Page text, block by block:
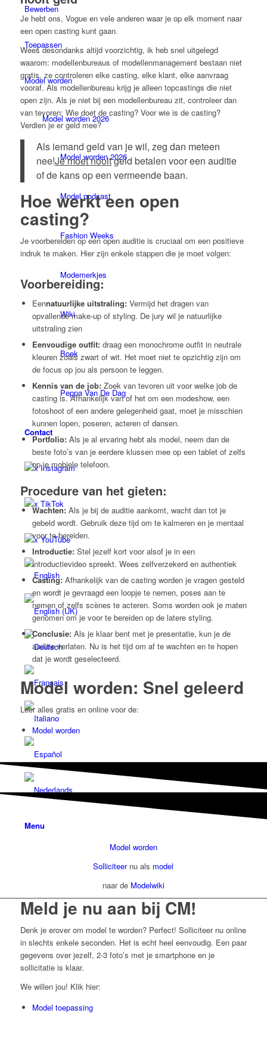
Bewerben
Toepassen
Model worden
Model worden 2026
Model worden 2026
Model podcast
Fashion Weeks
Modemerkjes
Wiki
Boek
Peppa Van De Dag
Contact
x Instagram
x TikTok
x YouTube
Menu
Je hebt ons, Vogue en vele anderen waar je op elk moment naar
een open casting kunt gaan.
Wees desondanks altijd voorzichtig, ik heb snel uitgelegd
waarom: modellenbureaus of modellenmanagement bestaan niet
gratis, ze controleren elke casting, elke klant, elke aanvraag
vooraf. Als modellenbureau krijg je alleen topcastings die niet
open zijn. Als je niet bij een modellenbureau zit, controleer dan
van tevoren: Wie doet de casting? Voor wie is de casting?
Verdien je er geld mee?
Als iemand geld van je wil, zeg dan meteen
nee!Je moet nooitgeld betalen voor een auditie
of de kans op een vermeende baan.
Hoe werkt een open
casting?
Je voorbereiden op een open auditie is cruciaal om een positieve
indruk te maken. Hier zijn enkele stappen die je moet volgen:
Voorbereiding:
Eennatuurlijke uitstraling:Vermijd het dragen van
opvallende make-up of styling. De jury wil je natuurlijke
uitstraling zien
Eenvoudige outfit:draag een monochrome outfit in neutrale
kleuren zoals zwart of wit. Het moet niet te opzichtig zijn om
de focus op jou als persoon te leggen.
Kennis van de job:Zoek van tevoren uit voor welke job de
casting is. Afhankelijk van of het om een modeshow, een
fotoshoot of een andere gelegenheid gaat, moet je misschien
kunnen lopen, poseren, acteren of dansen.
Portfolio:Als je al ervaring hebt als model, neem dan de
beste foto’s van je eerdere klussen mee op een tablet of zelfs
op je mobiele telefoon.
Procedure van het gieten:
Wachten:Als je bij de auditie aankomt, wacht dan tot je
gebeld wordt. Gebruik deze tijd om te kalmeren en je mentaal
voor te bereiden.
Introductie:Stel jezelf kort voor alsof je in een
introductievideo spreekt. Wees zelfverzekerd en authentiek
Casting:Afhankelijk van de casting worden je vragen gesteld
en wordt je gevraagd een loopje te nemen, poses aan te
nemen of zelfs scènes te acteren. Soms worden ook je maten
genomen om je voor te bereiden op de latere styling.
Conclusie:Als je klaar bent met je presentatie, kun je de
auditie verlaten. Nu is het tijd om af te wachten en te hopen
dat je wordt geselecteerd.
Model worden: Snel geleerd
Leer alles gratis en online voor de:
Model worden
Model worden
Solliciteernu als model
naar de Modelwiki
Meld je nu aan bij CM!
Denk je erover om model te worden? Perfect! Solliciteer nu online
in slechts enkele seconden. Het is echt heel eenvoudig. Een paar
gegevens over jezelf, 2-3 foto’s met je smartphone en je
sollicitatie is klaar.
We willen jou! Klik hier:
Model toepassing